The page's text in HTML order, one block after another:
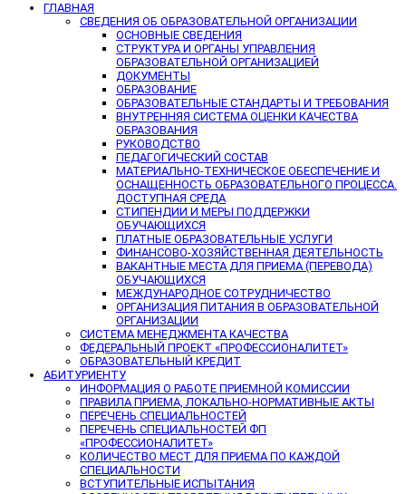
ГЛАВНАЯ
СВЕДЕНИЯ ОБ ОБРАЗОВАТЕЛЬНОЙ ОРГАНИЗАЦИИ
ОСНОВНЫЕ СВЕДЕНИЯ
СТРУКТУРА И ОРГАНЫ УПРАВЛЕНИЯ
ОБРАЗОВАТЕЛЬНОЙ ОРГАНИЗАЦИЕЙ
ДОКУМЕНТЫ
ОБРАЗОВАНИЕ
ОБРАЗОВАТЕЛЬНЫЕ СТАНДАРТЫ И ТРЕБОВАНИЯ
ВНУТРЕННЯЯ СИСТЕМА ОЦЕНКИ КАЧЕСТВА
ОБРАЗОВАНИЯ
РУКОВОДСТВО
ПЕДАГОГИЧЕСКИЙ СОСТАВ
МАТЕРИАЛЬНО-ТЕХНИЧЕСКОЕ ОБЕСПЕЧЕНИЕ И
ОСНАЩЕННОСТЬ ОБРАЗОВАТЕЛЬНОГО ПРОЦЕССА.
ДОСТУПНАЯ СРЕДА
СТИПЕНДИИ И МЕРЫ ПОДДЕРЖКИ
ОБУЧАЮЩИХСЯ
ПЛАТНЫЕ ОБРАЗОВАТЕЛЬНЫЕ УСЛУГИ
ФИНАНСОВО-ХОЗЯЙСТВЕННАЯ ДЕЯТЕЛЬНОСТЬ
ВАКАНТНЫЕ МЕСТА ДЛЯ ПРИЕМА (ПЕРЕВОДА)
ОБУЧАЮЩИХСЯ
МЕЖДУНАРОДНОЕ СОТРУДНИЧЕСТВО
ОРГАНИЗАЦИЯ ПИТАНИЯ В ОБРАЗОВАТЕЛЬНОЙ
ОРГАНИЗАЦИИ
СИСТЕМА МЕНЕДЖМЕНТА КАЧЕСТВА
ФЕДЕРАЛЬНЫЙ ПРОЕКТ «ПРОФЕССИОНАЛИТЕТ»
ОБРАЗОВАТЕЛЬНЫЙ КРЕДИТ
АБИТУРИЕНТУ
ИНФОРМАЦИЯ О РАБОТЕ ПРИЕМНОЙ КОМИССИИ
ПРАВИЛА ПРИЕМА, ЛОКАЛЬНО-НОРМАТИВНЫЕ АКТЫ
ПЕРЕЧЕНЬ СПЕЦИАЛЬНОСТЕЙ
ПЕРЕЧЕНЬ СПЕЦИАЛЬНОСТЕЙ ФП
«ПРОФЕССИОНАЛИТЕТ»
КОЛИЧЕСТВО МЕСТ ДЛЯ ПРИЕМА ПО КАЖДОЙ
СПЕЦИАЛЬНОСТИ
ВСТУПИТЕЛЬНЫЕ ИСПЫТАНИЯ